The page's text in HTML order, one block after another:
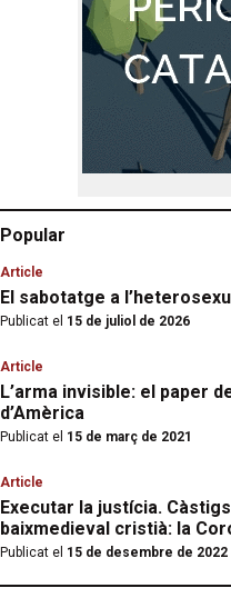
Popular
Article
El sabotatge a
Publicat el 15 de juliol de 2026
Article
L’arma invisible: el paper
d’Amèrica
Publicat el 15 de març de 2021
Article
Executar la justícia.
baixmedieval cristià: la
Publicat el 15 de desembre de 2022